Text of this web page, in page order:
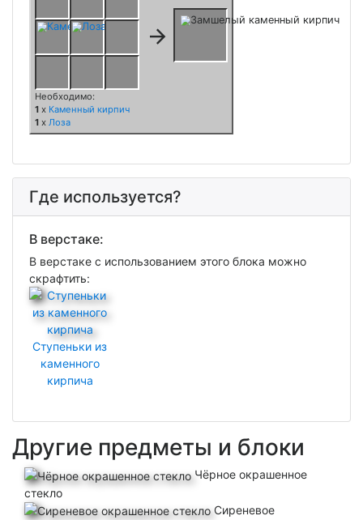
Необходимо:
1xКаменный кирпич
1xЛоза
Где используется?
В верстаке:
В верстаке с использованием этого блока можно
скрафтить:
Ступеньки из
каменного
кирпича
Другие предметы и блоки
Чёрное окрашенное
стекло
Сиреневое